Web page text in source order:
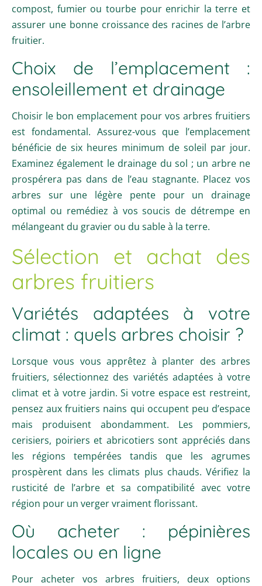
compost, fumier ou tourbe pour enrichir la terre et
assurer une bonne croissance des racines de l’arbre
fruitier.
Choix de l’emplacement :
ensoleillement et drainage
Choisir le bon emplacement pour vos arbres fruitiers
est fondamental. Assurez-vous que l’emplacement
bénéficie de six heures minimum de soleil par jour.
Examinez également le drainage du sol ; un arbre ne
prospérera pas dans de l’eau stagnante. Placez vos
arbres sur une légère pente pour un drainage
optimal ou remédiez à vos soucis de détrempe en
mélangeant du gravier ou du sable à la terre.
Sélection et achat des
arbres fruitiers
Variétés adaptées à votre
climat : quels arbres choisir ?
Lorsque vous vous apprêtez à planter des arbres
fruitiers, sélectionnez des variétés adaptées à votre
climat et à votre jardin. Si votre espace est restreint,
pensez aux fruitiers nains qui occupent peu d’espace
mais produisent abondamment. Les pommiers,
cerisiers, poiriers et abricotiers sont appréciés dans
les régions tempérées tandis que les agrumes
prospèrent dans les climats plus chauds. Vérifiez la
rusticité de l’arbre et sa compatibilité avec votre
région pour un verger vraiment florissant.
Où acheter : pépinières
locales ou en ligne
Pour acheter vos arbres fruitiers, deux options